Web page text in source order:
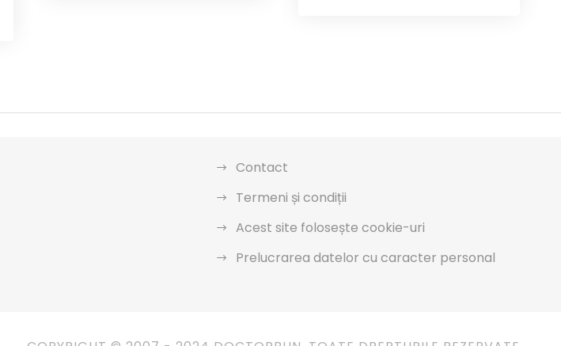
Contact
Termeni și condiții
Acest site folosește cookie-uri
Prelucrarea datelor cu caracter personal